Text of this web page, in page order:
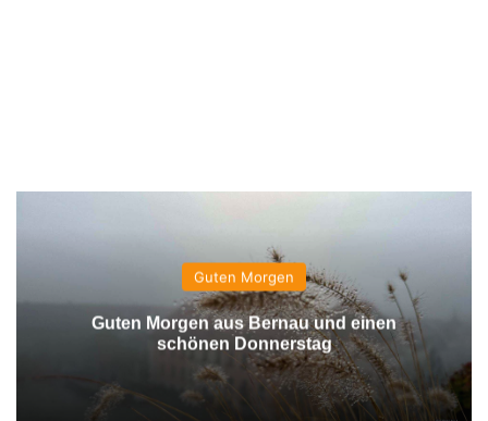
Guten Morgen
Guten Morgen aus Bernau und einen
schönen Donnerstag